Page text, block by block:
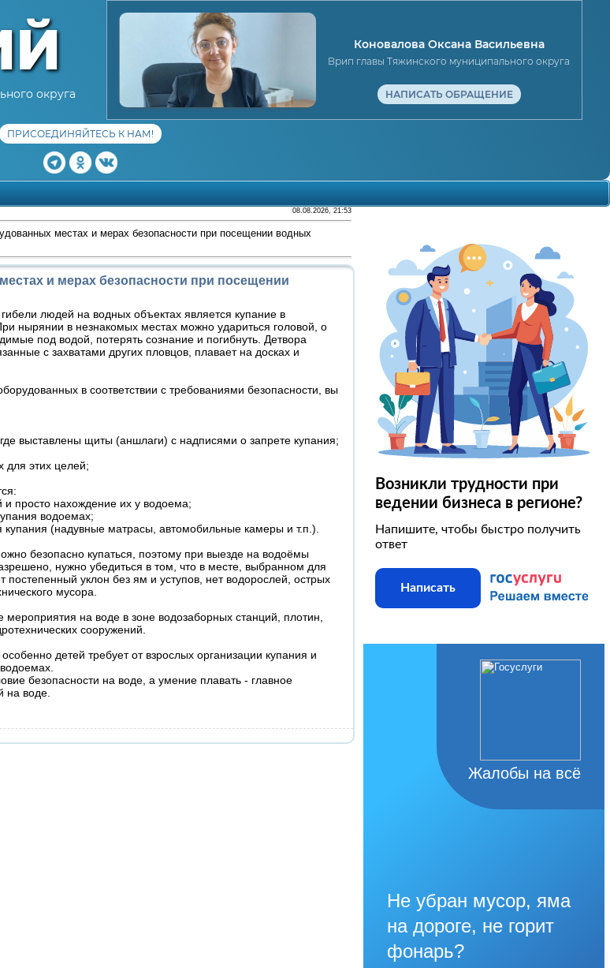
округа
Коновалова Оксана Васильевна
Врип главы Тяжинского муниципального округа
НАПИСАТЬ ОБРАЩЕНИЕ
ПРИСОЕДИНЯЙТЕСЬ К НАМ!
08.08.2026, 21:53
местах и мерах безопасности при посещении водных
и мерах безопасности при посещении
людей на водных объектах является купание в
нырянии в незнакомых местах можно удариться головой, о
под водой, потерять сознание и погибнуть. Детвора
с захватами других пловцов, плавает на досках и
в соответствии с требованиями безопасности, вы
выставлены щиты (аншлаги) с надписями о запрете купания;
для этих целей;
и просто нахождение их у водоема;
водоемах;
(надувные матрасы, автомобильные камеры и т.п.).
безопасно купаться, поэтому при выезде на водоёмы
нужно убедиться в том, что в месте, выбранном для
постепенный уклон без ям и уступов, нет водорослей, острых
мусора.
на воде в зоне водозаборных станций, плотин,
сооружений.
детей требует от взрослых организации купания и
безопасности на воде, а умение плавать - главное
на воде.
Возникли трудности при
ведении бизнеса в регионе?
Напишите, чтобы быстро получить
ответ
Написать
Жалобы на всё
Не убран мусор, яма
на дороге, не горит
фонарь?